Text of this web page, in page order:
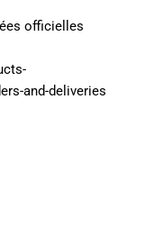
officielles
and-deliveries